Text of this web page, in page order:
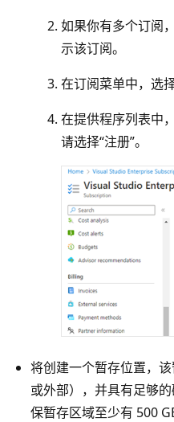
如果你有多个订阅
示该订阅。
在订阅菜单中，选
在提供程序列表中
请选择“注册”。
将创建一个暂存位置，
或外部），并具有足够
保暂存区域至少有 500